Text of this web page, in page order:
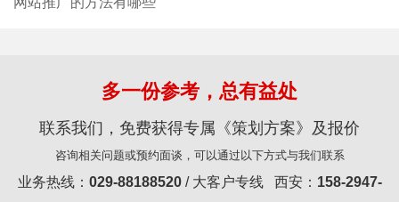
多一份参考，总有益处
联系我们，免费获得专属《策划方案》及报价
咨询相关问题或预约面谈，可以通过以下方式与我们联系
业务热线： 029-88188520/ 大客户专线 西安： 158-2947-